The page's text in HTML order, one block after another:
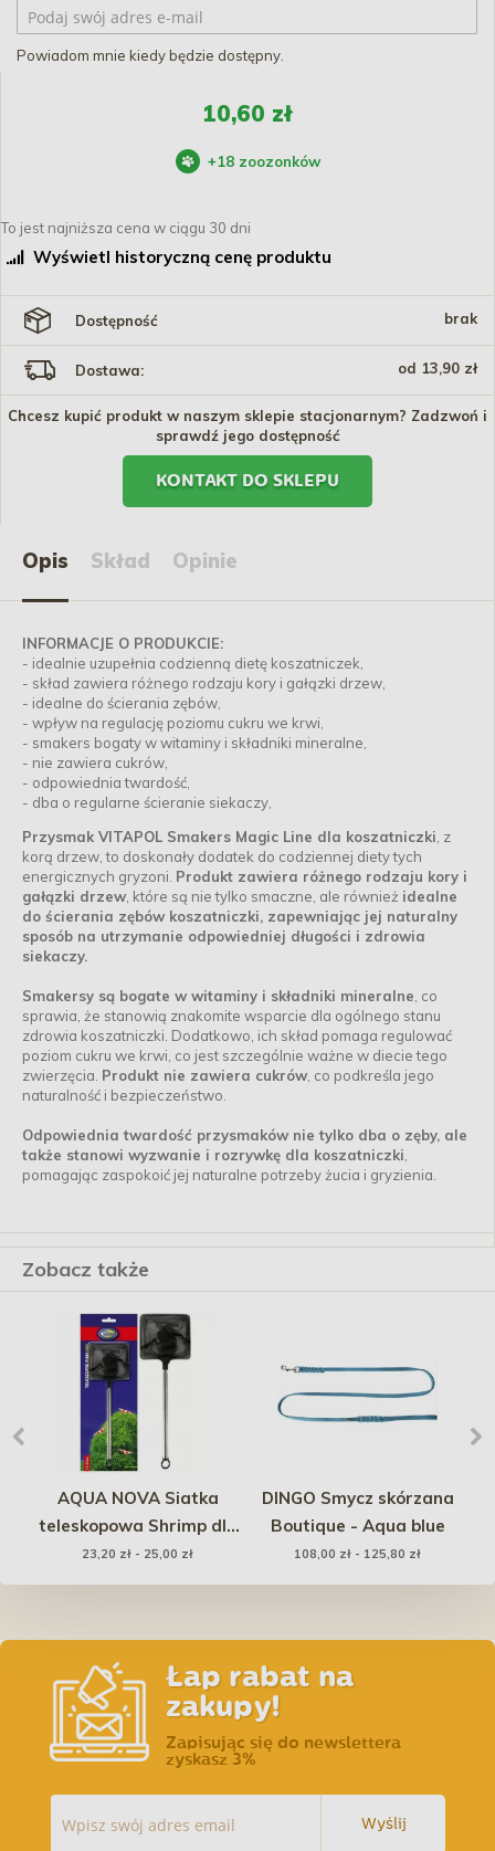
Powiadom mnie kiedy będzie dostępny.
10,60 zł
+18 zoozonków
To jest najniższa cena w ciągu 30 dni
Wyświetl historyczną cenę produktu
Dostępność brak
Dostawa: od 13,90 zł
Chcesz kupić produkt w naszym sklepie stacjonarnym? Zadzwoń i
sprawdź jego dostępność
KONTAKT DO SKLEPU
Opis Skład Opinie
INFORMACJE O PRODUKCIE:
- idealnie uzupełnia codzienną dietę koszatniczek,
- skład zawiera różnego rodzaju kory i gałązki drzew,
- idealne do ścierania zębów,
- wpływ na regulację poziomu cukru we krwi,
- smakers bogaty w witaminy i składniki mineralne,
- nie zawiera cukrów,
- odpowiednia twardość,
- dba o regularne ścieranie siekaczy,
Przysmak VITAPOL Smakers Magic Line dla koszatniczki , z
korą drzew, to doskonały dodatek do codziennej diety tych
energicznych gryzoni. Produkt zawiera różnego rodzaju kory i
gałązki drzew , które są nie tylko smaczne, ale również idealne
do ścierania zębów koszatniczki, zapewniając jej naturalny
sposób na utrzymanie odpowiedniej długości i zdrowia
siekaczy.
Smakersy są bogate w witaminy i składniki mineralne , co
sprawia, że stanowią znakomite wsparcie dla ogólnego stanu
zdrowia koszatniczki. Dodatkowo, ich skład pomaga regulować
poziom cukru we krwi, co jest szczególnie ważne w diecie tego
zwierzęcia. Produkt nie zawiera cukrów , co podkreśla jego
naturalność i bezpieczeństwo.
Odpowiednia twardość przysmaków nie tylko dba o zęby, ale
także stanowi wyzwanie i rozrywkę dla koszatniczki
pomagając zaspokoić jej naturalne potrzeby żucia i gryzienia.
Zobacz także
AQUA NOVA Siatka
teleskopowa Shrimp dla
krewetek
23,20 zł - 25,00 zł
DINGO Smycz skórzana
Boutique - Aqua blue
108,00 zł - 125,80 zł
Łap rabat na
zakupy!
Zapisując się do newslettera
zyskasz 3%
Wyślij